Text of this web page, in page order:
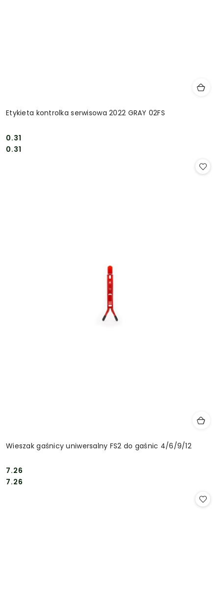
Etykieta kontrolka serwisowa 2022 GRAY 02FS
Cena:
0.31
Cena:
0.31
Wieszak gaśnicy uniwersalny FS2 do gaśnic 4/6/9/12
Cena:
7.26
Cena:
7.26